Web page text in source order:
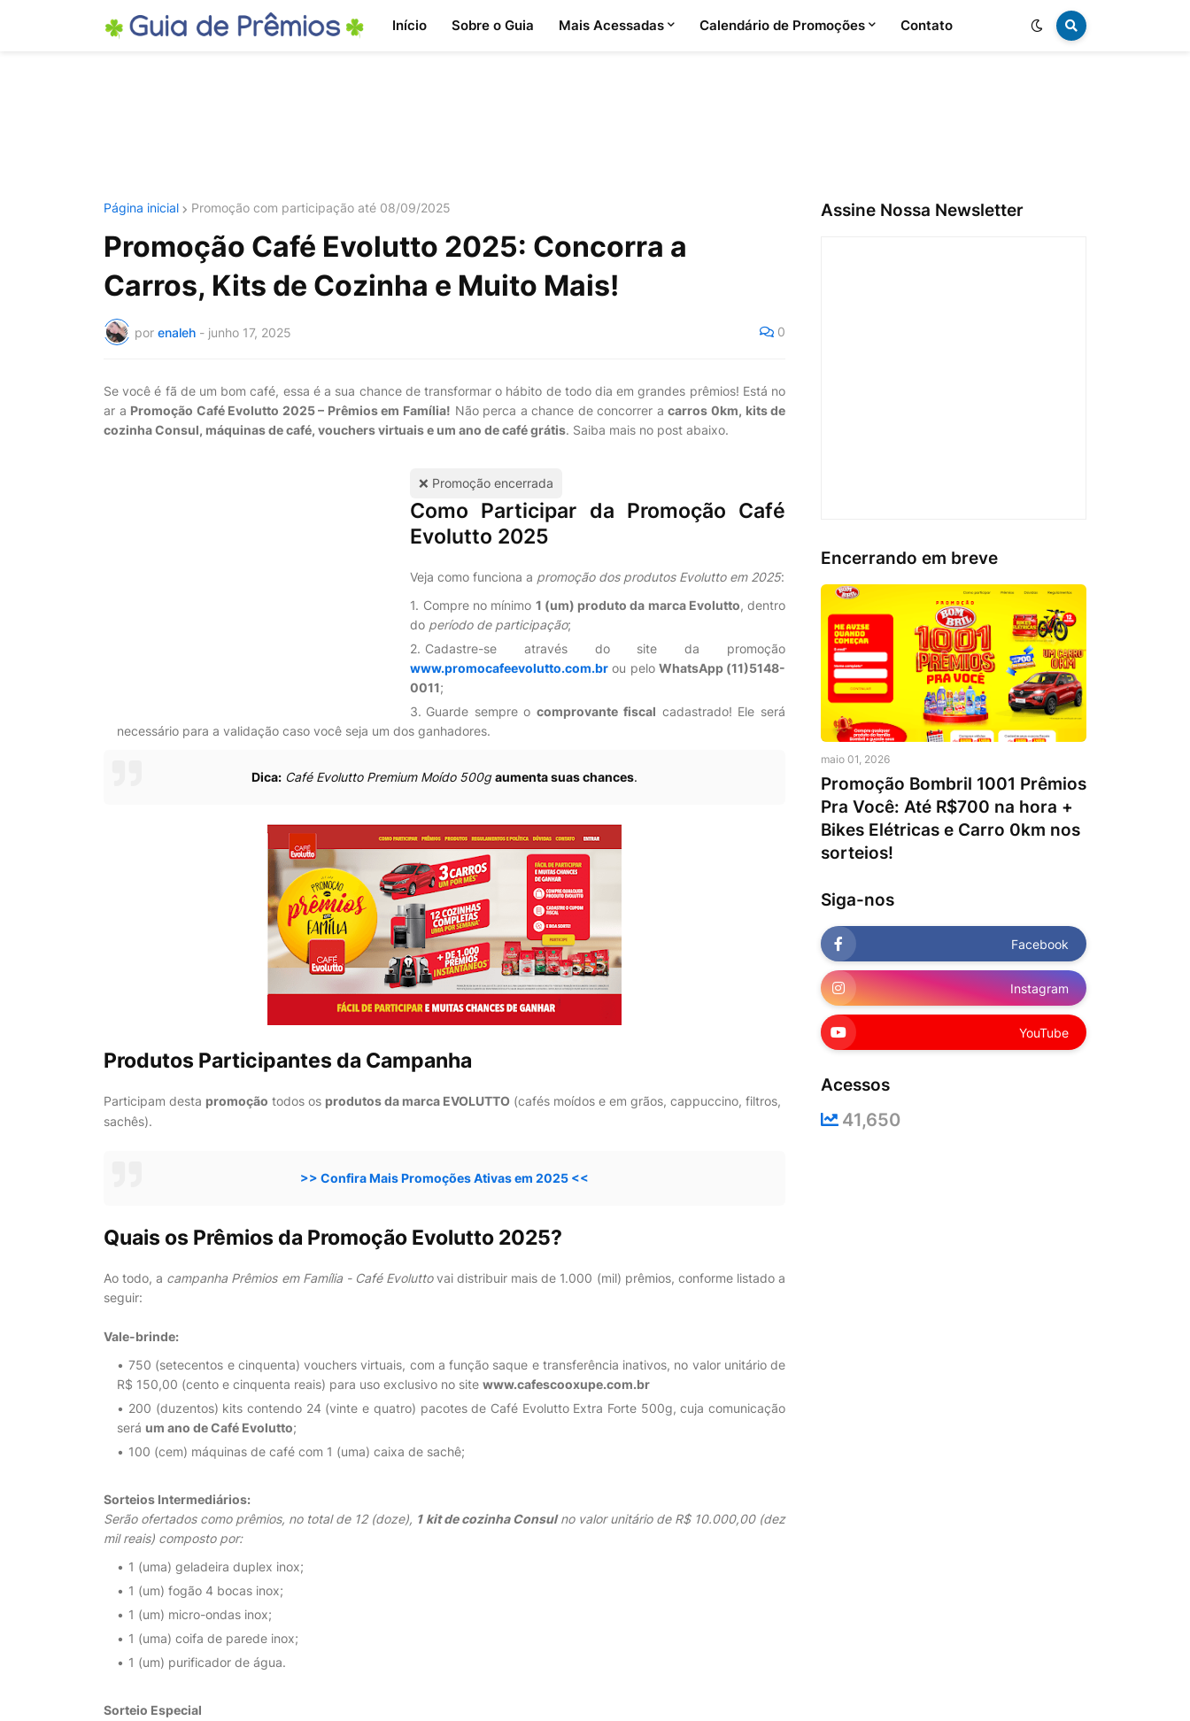
Início Sobre o Guia Mais Acessadas Calendário de Promoções Contato
Página inicial Promoção com participação até 08/09/2025
Promoção Café Evolutto 2025: Concorra a
Carros, Kits de Cozinha e Muito Mais!
por enaleh - junho 17, 2025 0
Se você é fã de um bom café, essa é a sua chance de transformar o hábito de todo dia em grandes prêmios! Está no
ar a Promoção Café Evolutto 2025 – Prêmios em Família! Não perca a chance de concorrer acarros 0km, kits de
cozinha Consul, máquinas de café, vouchers virtuaise um ano de café grátis. Saiba mais no post abaixo.
❌ Promoção encerrada
Como Participar da Promoção Café
Evolutto 2025
Veja como funciona a promoção dos produtos Evolutto em 2025:
Compre no mínimo 1 (um) produto da marca Evolutto, dentro
do período de participação;
Cadastre-se através do site da promoção
www.promocafeevolutto.com.br ou pelo WhatsApp (11)5148-
0011;
Guarde sempre ocomprovante fiscal cadastrado! Ele será
necessário para a validação caso você seja um dos ganhadores.
Dica: Café Evolutto Premium Moído 500g aumenta suas chances.
Produtos Participantes da Campanha
Participam desta promoção todos os produtos da marca EVOLUTTO (cafés moídos e em grãos, cappuccino, filtros,
sachês).
>> Confira Mais Promoções Ativas em 2025 <<
Quais os Prêmios da Promoção Evolutto 2025?
Ao todo, a campanha Prêmios em Família - Café Evoluttovai distribuir mais de 1.000 (mil) prêmios, conforme listado a
seguir:
Vale-brinde:
750 (setecentos e cinquenta) vouchers virtuais, com a função saque e transferência inativos, no valor unitário de
R$ 150,00 (cento e cinquenta reais) para uso exclusivo no site www.cafescooxupe.com.br
200 (duzentos) kits contendo 24 (vinte e quatro) pacotes de Café Evolutto Extra Forte 500g, cuja comunicação
será um ano de Café Evolutto;
100 (cem) máquinas de café com 1 (uma) caixa de sachê;
Sorteios Intermediários:
Serão ofertados como prêmios, no total de 12 (doze), 1 kit de cozinha Consulno valor unitário de R$ 10.000,00 (dez
mil reais) composto por:
1 (uma) geladeira duplex inox;
1 (um) fogão 4 bocas inox;
1 (um) micro-ondas inox;
1 (uma) coifa de parede inox;
1 (um) purificador de água.
Sorteio Especial
Assine Nossa Newsletter
Encerrando em breve
maio 01, 2026
Promoção Bombril 1001 Prêmios
Pra Você: Até R$700 na hora +
Bikes Elétricas e Carro 0km nos
sorteios!
Siga-nos
Facebook
Instagram
YouTube
Acessos
41,650